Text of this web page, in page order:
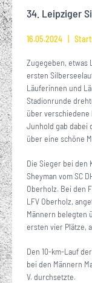
34. Leipziger
16.05.2024
Zugegeben, etwas
ersten
Läuferinnen und
Stadionrunde
über verschiedene
Junhold gab dabei
über eine schöne
Die Sieger bei den
Sheyman vom SC
Oberholz. Bei den
LFV Oberholz,
Männern belegten
ersten vier Plätze,
Den 10-km-Lauf
bei den Männern
V. durchsetzte.